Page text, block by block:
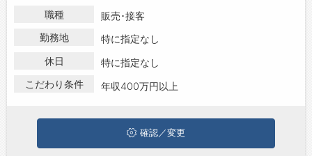
転職・採用コラム
ジョブズゴーについて
お問い合わせ
の求人情報を222件取り扱っており、そのうち
211件、派遣社員の求人は0件、
です。
第二新卒から50代・60代以上の方の再就職も可能です。 富山県
で販売･接客の年収400万円以上の求人・転職情報を探している
方は、ぜひ興味のある職種に応募してみてくださいね。
職種
販売･接客
勤務地
特に指定なし
休日
特に指定なし
こだわり条件
年収400万円以上
確認／変更